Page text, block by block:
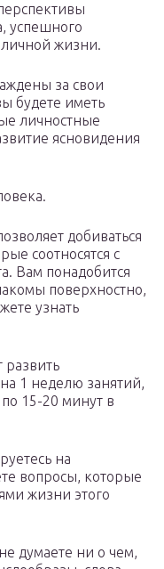
успешного
личной жизни.
за свои
будете иметь
личностные
ясновидения
добиваться
соотносятся с
Вам понадобится
поверхностно,
узнать
развить
1 неделю занятий,
15-20 минут в
на
вопросы, которые
жизни этого
думаете ни о чем,